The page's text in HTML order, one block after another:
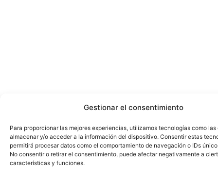
Gestionar el consentimiento
Para proporcionar las mejores experiencias, utilizamos tecnologías como
almacenar y/o acceder a la información del dispositivo. Consentir estas
permitirá procesar datos como el comportamiento de navegación o IDs
No consentir o retirar el consentimiento, puede afectar negativamente a
características y funciones.